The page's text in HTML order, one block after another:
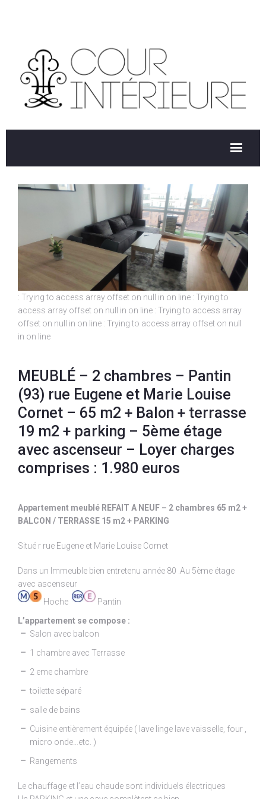
: Trying to access array offset on null in on line : Trying to
access array offset on null in on line : Trying to access array
offset on null in on line : Trying to access array offset on null
in on line
MEUBLÉ – 2 chambres – Pantin
(93) rue Eugene et Marie Louise
Cornet – 65 m2 + Balon + terrasse
19 m2 + parking – 5ème étage
avec ascenseur – Loyer charges
comprises : 1.980 euros
Appartement meublé REFAIT A NEUF – 2 chambres 65 m2 +
BALCON / TERRASSE 15 m2 + PARKING
Situé r rue Eugene et Marie Louise Cornet
Dans un Immeuble bien entretenu année 80 .Au 5ème étage
avec ascenseur
Hoche
Pantin
L’appartement se compose :
Salon avec balcon
1 chambre avec Terrasse
2 eme chambre
toilette séparé
salle de bains
Cuisine entièrement équipée ( lave linge lave vaisselle, four ,
micro onde…etc. )
Rangements
Le chauffage et l’eau chaude sont individuels électriques